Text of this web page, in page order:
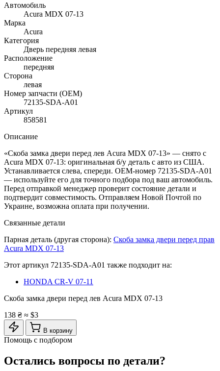
Автомобиль
Acura MDX 07-13
Марка
Acura
Категория
Дверь передняя левая
Расположение
передняя
Сторона
левая
Номер запчасти (OEM)
72135-SDA-A01
Артикул
858581
Описание
«Скоба замка двери перед лев Acura MDX 07-13» — снято с
Acura MDX 07-13: оригинальная б/у деталь с авто из США.
Устанавливается слева, спереди. OEM-номер 72135-SDA-A01
— используйте его для точного подбора под ваш автомобиль.
Перед отправкой менеджер проверит состояние детали и
подтвердит совместимость. Отправляем Новой Почтой по
Украине, возможна оплата при получении.
Связанные детали
Парная деталь (другая сторона): Скоба замка двери перед прав
Acura MDX 07-13
Этот артикул 72135-SDA-A01 также подходит на:
HONDA CR-V 07-11
Скоба замка двери перед лев Acura MDX 07-13
138 ₴ ≈ $3
В корзину
Помощь с подбором
Остались вопросы по детали?